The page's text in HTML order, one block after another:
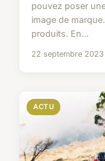
pouvez poser
image de
produits. En...
22 septembre 2023
ACTU